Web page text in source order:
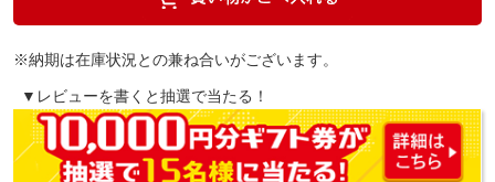
※納期は在庫状況との兼ね合いがございます。
▼レビューを書くと抽選で当たる！